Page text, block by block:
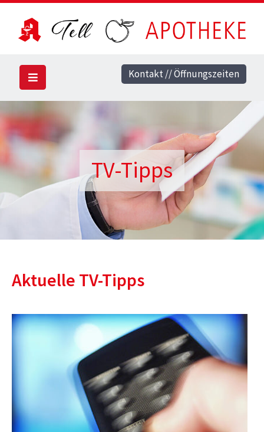
TV-Tipps
Aktuelle TV-Tipps
Kontakt // Öffnungszeiten